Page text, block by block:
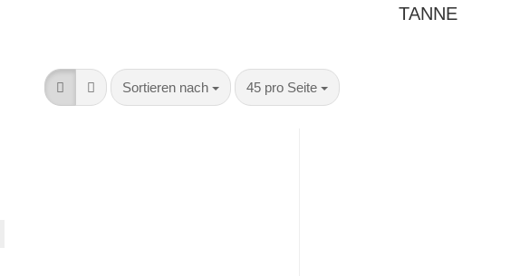
TANNE
Sortieren nach
Sortieren nach 45 pro Seite
pro Seite